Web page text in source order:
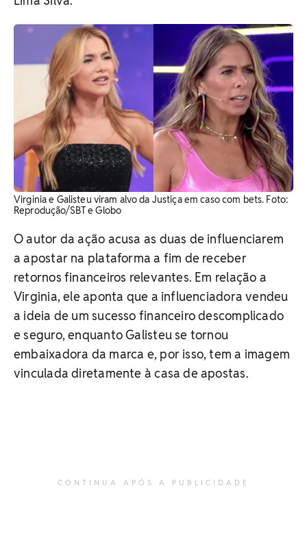
Virginia e Galisteu viram alvo da Justiça em caso com bets. Foto:
Reprodução/SBT e Globo
O autor da ação acusa as duas de influenciarem
a apostar na plataforma a fim de receber
retornos financeiros relevantes. Em relação a
Virginia, ele aponta que a influenciadora vendeu
a ideia de um sucesso financeiro descomplicado
e seguro, enquanto Galisteu se tornou
embaixadora da marca e, por isso, tem a imagem
vinculada diretamente à casa de apostas.
CONTINUA APÓS A PUBLICIDADE